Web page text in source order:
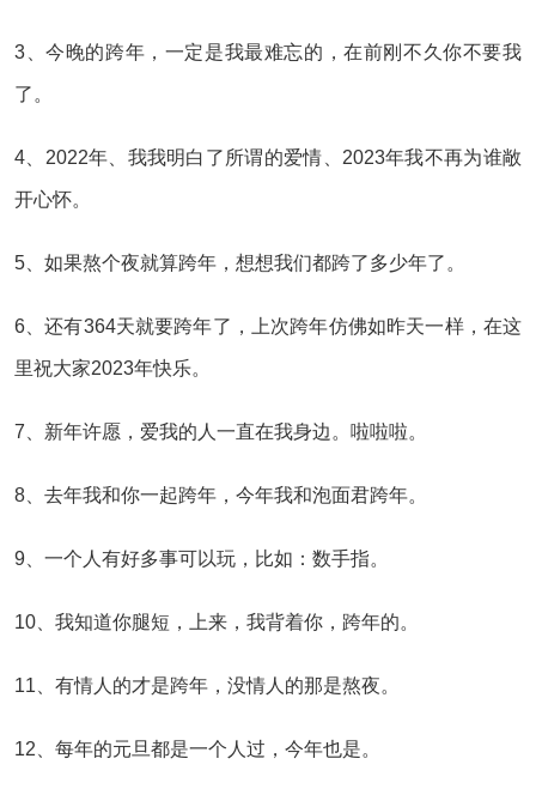
3、今晚的跨年，一定是我最难忘的，在前刚不久你不要我
了。
4、2022年、我我明白了所谓的爱情、2023年我不再为谁敞
开心怀。
5、如果熬个夜就算跨年，想想我们都跨了多少年了。
6、还有364天就要跨年了，上次跨年仿佛如昨天一样，在这
里祝大家2023年快乐。
7、新年许愿，爱我的人一直在我身边。啦啦啦。
8、去年我和你一起跨年，今年我和泡面君跨年。
9、一个人有好多事可以玩，比如：数手指。
10、我知道你腿短，上来，我背着你，跨年的。
11、有情人的才是跨年，没情人的那是熬夜。
12、每年的元旦都是一个人过，今年也是。